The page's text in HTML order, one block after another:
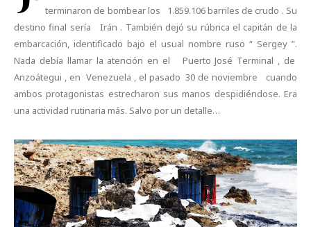
terminaron de bombear los 1.859.106 barriles de crudo . Su
destino final sería Irán . También dejó su rúbrica el capitán de la
embarcación, identificado bajo el usual nombre ruso “ Sergey ”.
Nada debía llamar la atención en el Puerto José Terminal , de
Anzoátegui , en Venezuela , el pasado 30 de noviembre cuando
ambos protagonistas estrecharon sus manos despidiéndose. Era
una actividad rutinaria más. Salvo por un detalle…